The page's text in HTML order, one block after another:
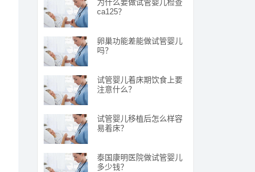
为什么要做试管婴儿检查
ca125？
卵巢功能差能做试管婴儿
吗？
试管婴儿着床期饮食上要
注意什么？
试管婴儿移植后怎么样容
易着床？
泰国康明医院做试管婴儿
多少钱？